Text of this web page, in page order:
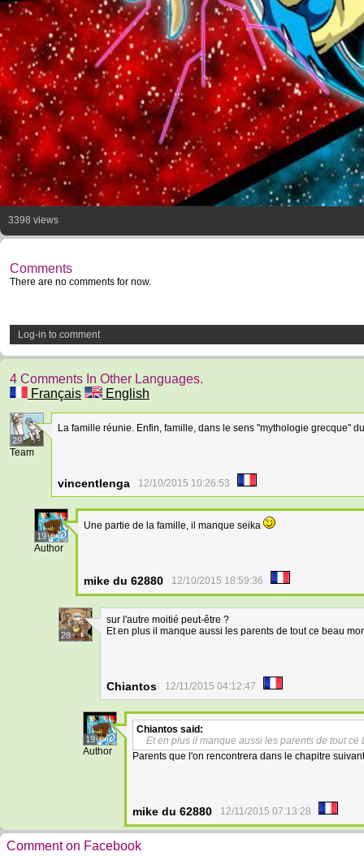
3398 views
Comments
There are no comments for now.
Log-in to comment
4 Comments In Other Languages.
Français
English
29
Team
La famille réunie. Enfin, famille, dans le sens "mythologie grecque"
vincentlenga 12/10/2015 10:26:53
19
Author
Une partie de la famille, il manque seika
mike du 62880 12/10/2015 18:59:36
28
sur l'autre moitié peut-être ?
Et en plus il manque aussi les parents de tout ce beau
Chiantos 12/11/2015 04:12:47
19
Author
Chiantos said:
Et en plus il manque aussi les parents de tout ce
Parents que l'on rencontrera dans le chapitre
mike du 62880 12/11/2015 07:13:28
Comment on Facebook